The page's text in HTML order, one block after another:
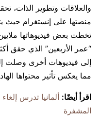
والعلاقات وتطوير الذات،
تخطت بعض فيديوهاتها
مما يعكس تأثير محتواها
اقرأ أيضًا: ألمانيا تدرس
المشفرة